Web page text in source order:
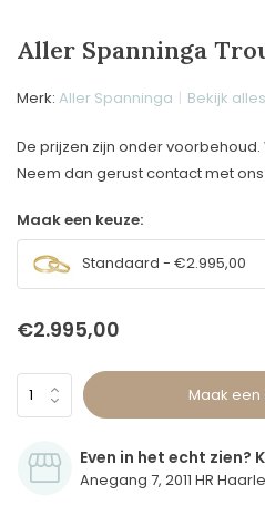
Aller Spanninga
Merk: Aller Spanninga Bekijk
De prijzen zijn onder
Neem dan gerust contact met
Maak een keuze:
Standaard - €2.995,00
€2.995,00
Maak
Even in het echt zien?
Anegang 7, 2011 HR